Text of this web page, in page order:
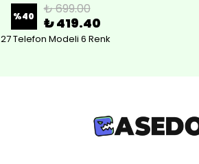
%40 ₺ 699.00
₺ 419.40
27 Telefon Modeli 6 Renk